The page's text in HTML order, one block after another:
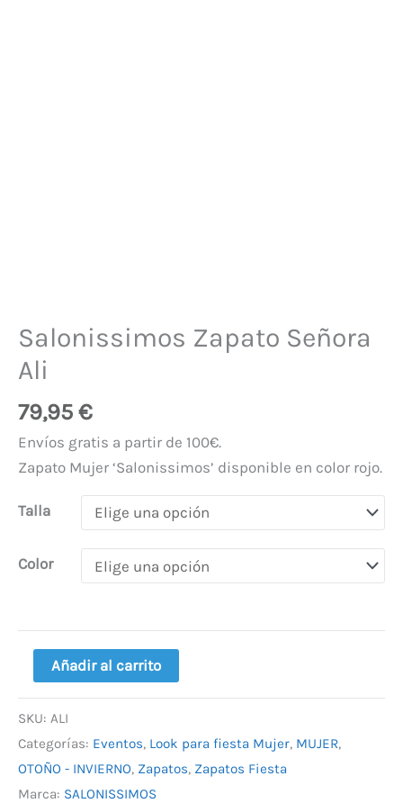
Salonissimos Zapato Señora
Ali
79,95 €
Envíos gratis a partir de 100€.
Zapato Mujer ‘Salonissimos’ disponible en color rojo.
Talla
Color
Añadir al carrito
SKU: ALI
Categorías: Eventos, Look para fiesta Mujer, MUJER,
OTOÑO - INVIERNO, Zapatos, Zapatos Fiesta
Marca: SALONISSIMOS